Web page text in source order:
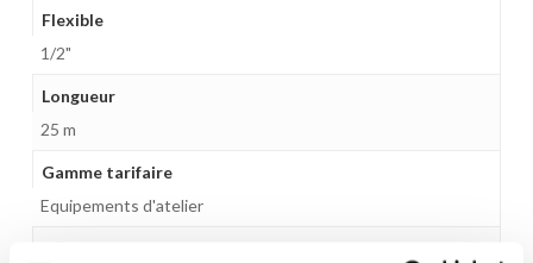
Flexible
1/2"
Longueur
25 m
Gamme tarifaire
Equipements d'atelier